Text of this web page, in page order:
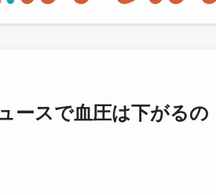
ースで血圧は下がるの